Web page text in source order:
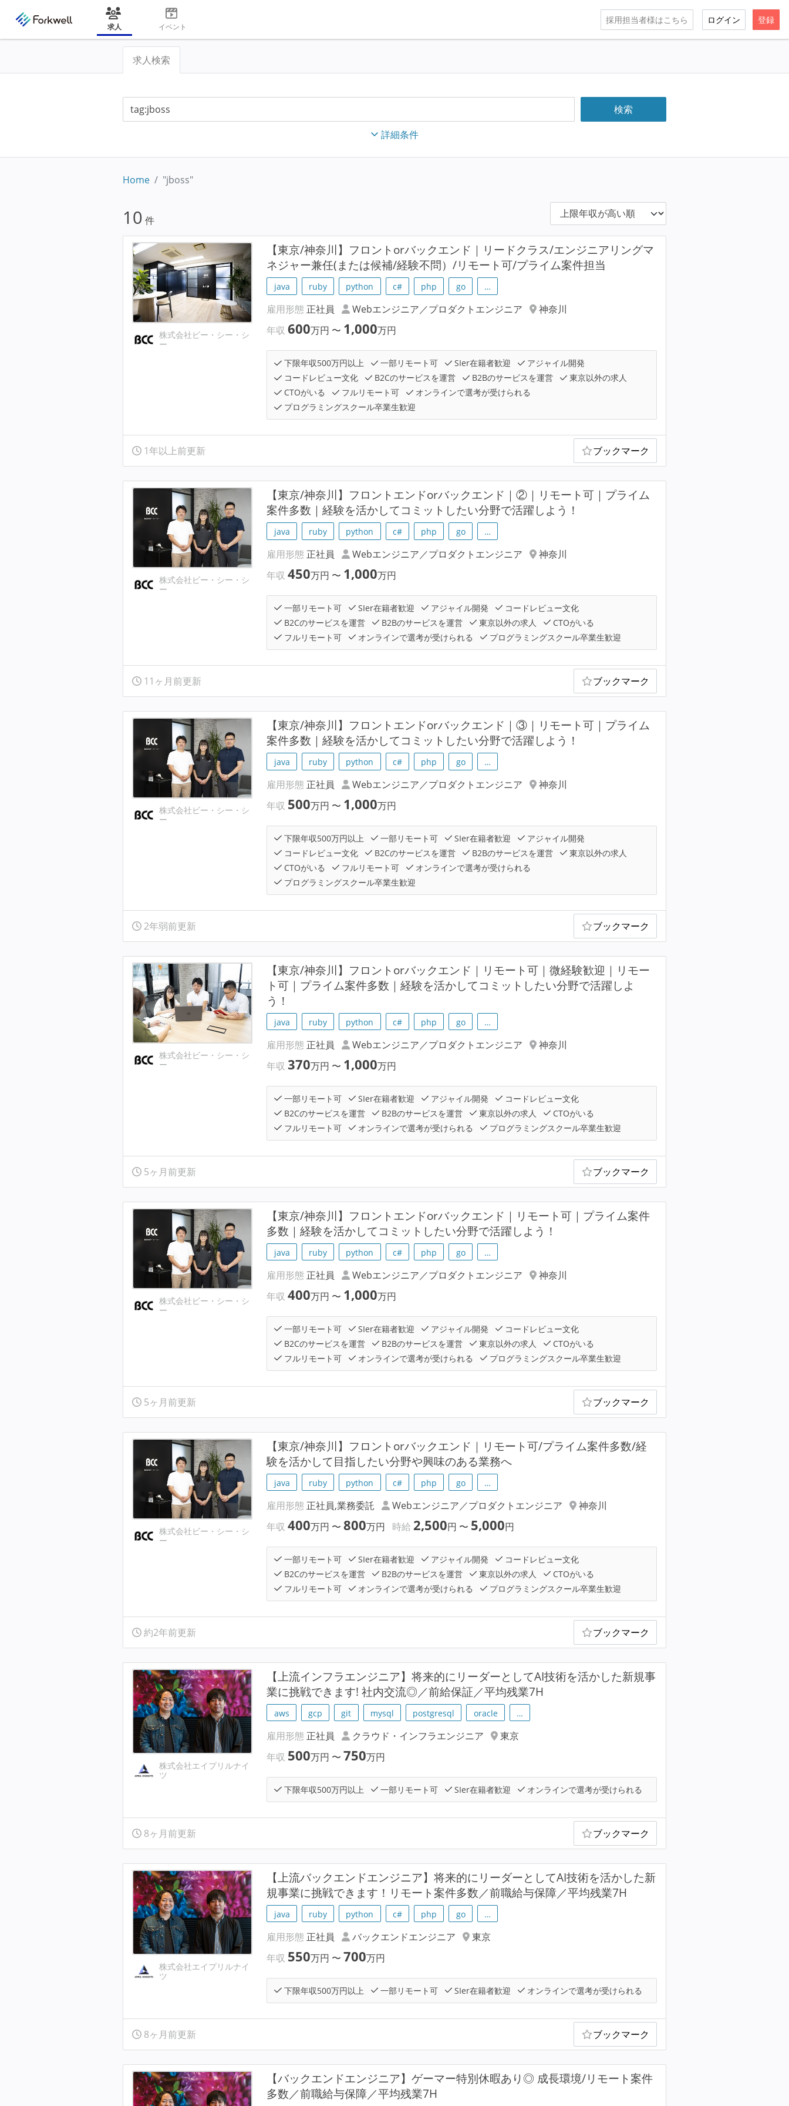
求人 イベント
採用担当者様はこちら ログイン 登録
求人検索
詳細条件
Home "jboss"
10 件
株式会社ビー・シー・シ
ー
【東京/神奈川】フロントorバックエンド｜リードクラス/エンジニアリングマ
ネジャー兼任(または候補/経験不問）/リモート可/プライム案件担当
java ruby python c# php go …
雇用形態 正社員 Webエンジニア／プロダクトエンジニア
神奈川
年収600万円 〜 1,000万円
下限年収500万円以上 一部リモート可 SIer在籍者歓迎
アジャイル開発
コードレビュー文化
B2Cのサービスを運営 B2Bのサービスを運営
東京以外の求人
CTOがいる
フルリモート可
オンラインで選考が受けられる
プログラミングスクール卒業生歓迎
1年以上前更新 ブックマーク
株式会社ビー・シー・シ
ー
【東京/神奈川】フロントエンドorバックエンド｜②｜リモート可｜プライム
案件多数｜経験を活かしてコミットしたい分野で活躍しよう！
java ruby python c# php go …
雇用形態 正社員 Webエンジニア／プロダクトエンジニア
神奈川
年収450万円 〜 1,000万円
一部リモート可 SIer在籍者歓迎 アジャイル開発
コードレビュー文化
B2Cのサービスを運営
B2Bのサービスを運営 東京以外の求人
CTOがいる
フルリモート可
オンラインで選考が受けられる プログラミングスクール卒業生歓迎
11ヶ月前更新 ブックマーク
株式会社ビー・シー・シ
ー
【東京/神奈川】フロントエンドorバックエンド｜③｜リモート可｜プライム
案件多数｜経験を活かしてコミットしたい分野で活躍しよう！
java ruby python c# php go …
雇用形態 正社員 Webエンジニア／プロダクトエンジニア
神奈川
年収 500万円 〜 1,000万円
下限年収500万円以上 一部リモート可 SIer在籍者歓迎
アジャイル開発
コードレビュー文化
B2Cのサービスを運営 B2Bのサービスを運営
東京以外の求人
CTOがいる
フルリモート可
オンラインで選考が受けられる
プログラミングスクール卒業生歓迎
2年弱前更新 ブックマーク
株式会社ビー・シー・シ
ー
【東京/神奈川】フロントorバックエンド｜リモート可｜微経験歓迎｜リモー
ト可｜プライム案件多数｜経験を活かしてコミットしたい分野で活躍しよ
う！
java ruby python c# php go …
雇用形態 正社員 Webエンジニア／プロダクトエンジニア
神奈川
年収370万円 〜 1,000万円
一部リモート可 SIer在籍者歓迎 アジャイル開発
コードレビュー文化
B2Cのサービスを運営
B2Bのサービスを運営 東京以外の求人
CTOがいる
フルリモート可
オンラインで選考が受けられる プログラミングスクール卒業生歓迎
5ヶ月前更新 ブックマーク
株式会社ビー・シー・シ
ー
【東京/神奈川】フロントエンドorバックエンド｜リモート可｜プライム案件
多数｜経験を活かしてコミットしたい分野で活躍しよう！
java ruby python c# php go …
雇用形態 正社員 Webエンジニア／プロダクトエンジニア
神奈川
年収400万円 〜 1,000万円
一部リモート可 SIer在籍者歓迎 アジャイル開発
コードレビュー文化
B2Cのサービスを運営
B2Bのサービスを運営 東京以外の求人
CTOがいる
フルリモート可
オンラインで選考が受けられる プログラミングスクール卒業生歓迎
5ヶ月前更新 ブックマーク
株式会社ビー・シー・シ
ー
【東京/神奈川】フロントorバックエンド｜リモート可/プライム案件多数/経
験を活かして目指したい分野や興味のある業務へ
java ruby python c# php go …
雇用形態 正社員,業務委託 Webエンジニア／プロダクトエンジニア
神奈川
年収400万円 〜800万円 時給2,500円 〜 5,000円
一部リモート可 SIer在籍者歓迎 アジャイル開発
コードレビュー文化
B2Cのサービスを運営
B2Bのサービスを運営 東京以外の求人
CTOがいる
フルリモート可
オンラインで選考が受けられる プログラミングスクール卒業生歓迎
約2年前更新 ブックマーク
株式会社エイプリルナイ
ツ
【上流インフラエンジニア】将来的にリーダーとしてAI技術を活かした新規事
業に挑戦できます! 社内交流◎／前給保証／平均残業7H
aws gcp git mysql postgresql oracle …
雇用形態 正社員 クラウド・インフラエンジニア
東京
年収 500万円 〜750万円
下限年収500万円以上 一部リモート可 SIer在籍者歓迎 オンラインで選考が受けられる
8ヶ月前更新 ブックマーク
株式会社エイプリルナイ
ツ
【上流バックエンドエンジニア】将来的にリーダーとしてAI技術を活かした新
規事業に挑戦できます！リモート案件多数／前職給与保障／平均残業7H
java ruby python c# php go …
雇用形態 正社員 バックエンドエンジニア
東京
年収 550万円 〜700万円
下限年収500万円以上 一部リモート可 SIer在籍者歓迎 オンラインで選考が受けられる
8ヶ月前更新 ブックマーク
【バックエンドエンジニア】ゲーマー特別休暇あり◎ 成長環境/リモート案件
多数／前職給与保障／平均残業7H